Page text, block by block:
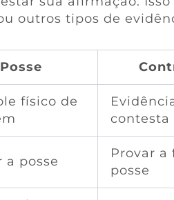
outros tipos de
Posse
físico de
contesta
a posse
Provar a
posse